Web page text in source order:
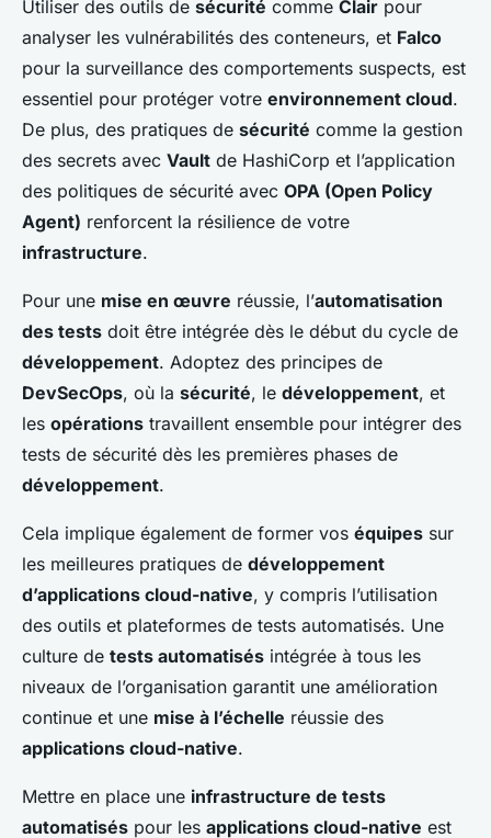
Utiliser des outils de sécurité comme Clair pour
analyser les vulnérabilités des conteneurs, et Falco
pour la surveillance des comportements suspects, est
essentiel pour protéger votre environnement cloud.
De plus, des pratiques de sécurité comme la gestion
des secrets avec Vault de HashiCorp et l’application
des politiques de sécurité avec OPA (Open Policy
Agent) renforcent la résilience de votre
infrastructure.
Pour une mise en œuvre réussie, l’automatisation
des tests doit être intégrée dès le début du cycle de
développement. Adoptez des principes de
DevSecOps, où la sécurité, le développement, et
les opérations travaillent ensemble pour intégrer des
tests de sécurité dès les premières phases de
développement.
Cela implique également de former vos équipes sur
les meilleures pratiques de développement
d’applications cloud-native, y compris l’utilisation
des outils et plateformes de tests automatisés. Une
culture de tests automatisés intégrée à tous les
niveaux de l’organisation garantit une amélioration
continue et une mise à l’échelle réussie des
applications cloud-native.
Mettre en place une infrastructure de tests
automatisés pour les applications cloud-native est